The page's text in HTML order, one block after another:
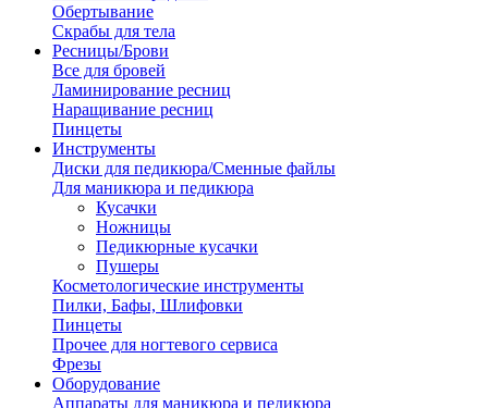
Обертывание
Скрабы для тела
Ресницы/Брови
Все для бровей
Ламинирование ресниц
Наращивание ресниц
Пинцеты
Инструменты
Диски для педикюра/Сменные файлы
Для маникюра и педикюра
Кусачки
Ножницы
Педикюрные кусачки
Пушеры
Косметологические инструменты
Пилки, Бафы, Шлифовки
Пинцеты
Прочее для ногтевого сервиса
Фрезы
Оборудование
Аппараты для маникюра и педикюра